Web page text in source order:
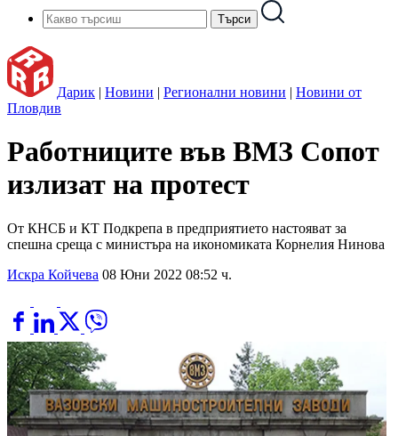
Дарик | Новини | Регионални новини | Новини от
Пловдив
Работниците във ВМЗ Сопот
излизат на протест
От КНСБ и КТ Подкрепа в предприятието настояват за
спешна среща с министъра на икономиката Корнелия Нинова
Искра Койчева 08 Юни 2022 08:52 ч.